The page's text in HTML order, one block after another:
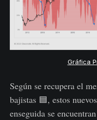
Gráfica
Según se recupera el
bajistas 🟦, estos
enseguida se